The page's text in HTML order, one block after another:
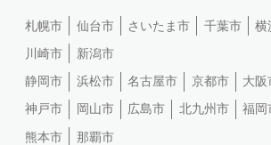
札幌市 仙台市 さいたま市 千葉市
横
川崎市
新潟市
静岡市
浜松市 名古屋市 京都市
大阪
神戸市
岡山市 広島市 北九州市
福岡
熊本市
那覇市